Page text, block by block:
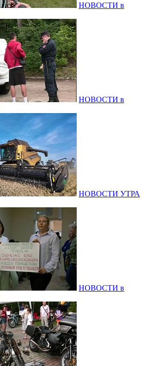
НОВОСТИ в
НОВОСТИ в
НОВОСТИ УТРА
НОВОСТИ в